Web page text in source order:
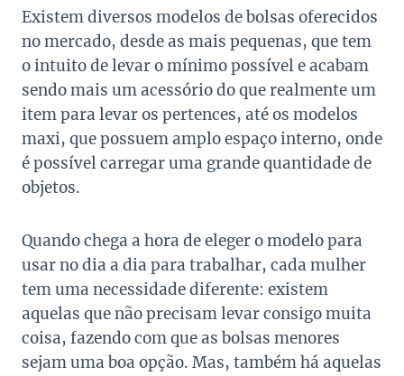
Existem diversos modelos de bolsas oferecidos
no mercado, desde as mais pequenas, que tem
o intuito de levar o mínimo possível e acabam
sendo mais um acessório do que realmente um
item para levar os pertences, até os modelos
maxi, que possuem amplo espaço interno, onde
é possível carregar uma grande quantidade de
objetos.
Quando chega a hora de eleger o modelo para
usar no dia a dia para trabalhar, cada mulher
tem uma necessidade diferente: existem
aquelas que não precisam levar consigo muita
coisa, fazendo com que as bolsas menores
sejam uma boa opção. Mas, também há aquelas